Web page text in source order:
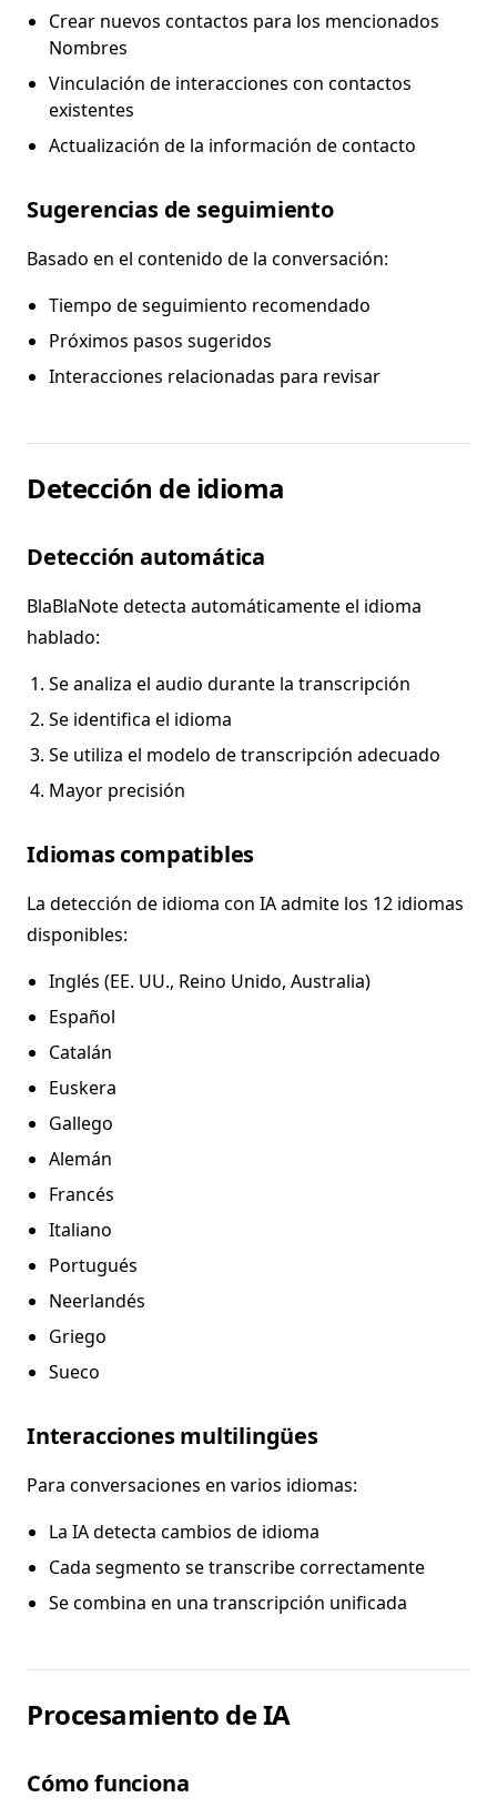
Crear nuevos contactos para los mencionados
Nombres
Vinculación de interacciones con contactos
existentes
Actualización de la información de contacto
Sugerencias de seguimiento
Basado en el contenido de la conversación:
Tiempo de seguimiento recomendado
Próximos pasos sugeridos
Interacciones relacionadas para revisar
Detección de idioma
Detección automática
BlaBlaNote detecta automáticamente el idioma
hablado:
Se analiza el audio durante la transcripción
Se identifica el idioma
Se utiliza el modelo de transcripción adecuado
Mayor precisión
Idiomas compatibles
La detección de idioma con IA admite los 12 idiomas
disponibles:
Inglés (EE. UU., Reino Unido, Australia)
Español
Catalán
Euskera
Gallego
Alemán
Francés
Italiano
Portugués
Neerlandés
Griego
Sueco
Interacciones multilingües
Para conversaciones en varios idiomas:
La IA detecta cambios de idioma
Cada segmento se transcribe correctamente
Se combina en una transcripción unificada
Procesamiento de IA
Cómo funciona